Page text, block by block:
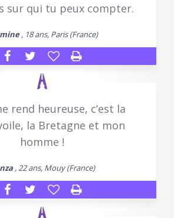
sur qui tu peux compter.
, 18 ans, Paris (France)
rend heureuse, c’est la
la Bretagne et mon
homme !
, 22 ans, Mouy (France)